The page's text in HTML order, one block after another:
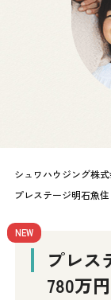
シュワハウジング株
プレステージ明石魚
NEW
プレス
780万円